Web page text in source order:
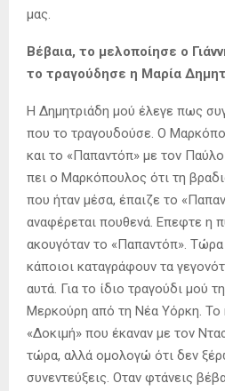
μας.
Βέβαια, το μελοποίησε ο
το τραγούδησε η Μαρία
Η Δημητριάδη μού έλεγε πως
που το τραγουδούσε. Ο
και το «Παπαντόπ» με τον
πει ο Μαρκόπουλος ότι τη
που ήταν μέσα, έπαιζε το
αναφέρεται πουθενά. Επεφτε η
ακουγόταν το «Παπαντόπ».
κάποιοι καταγράφουν τα
αυτά. Για το ίδιο τραγούδι μού
Μερκούρη από τη Νέα Υόρκη. Το
«Δοκιμή» που έκαναν με τον
τώρα, αλλά ομολογώ ότι δεν
συνεντεύξεις. Οταν φτάνεις